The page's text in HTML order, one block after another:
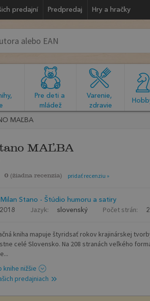
predajní Predpredaj Hry a hračky
Pre deti a
mládež
Varenie,
zdravie
MAĽBA
MAĽBA
0 (žiadna recenzia) pridať recenziu »
Milan Stano - Štúdio humoru a satiry
2018 Jazyk: slovenský Počet strán:
kniha mapuje štyridsať rokov krajinárskej
celé Slovensko. Na 208 stranách veľkého
knihe nižšie
predajniach